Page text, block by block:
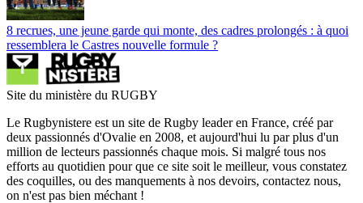
8 recrues, une jeune garde qui monte, des cadres prolongés : à quoi
ressemblera le Castres nouvelle formule ?
Site du ministère du RUGBY
Le Rugbynistere est un site de Rugby leader en France, créé par
deux passionnés d'Ovalie en 2008, et aujourd'hui lu par plus d'un
million de lecteurs passionnés chaque mois. Si malgré tous nos
efforts au quotidien pour que ce site soit le meilleur, vous constatez
des coquilles, ou des manquements à nos devoirs, contactez nous,
on n'est pas bien méchant !